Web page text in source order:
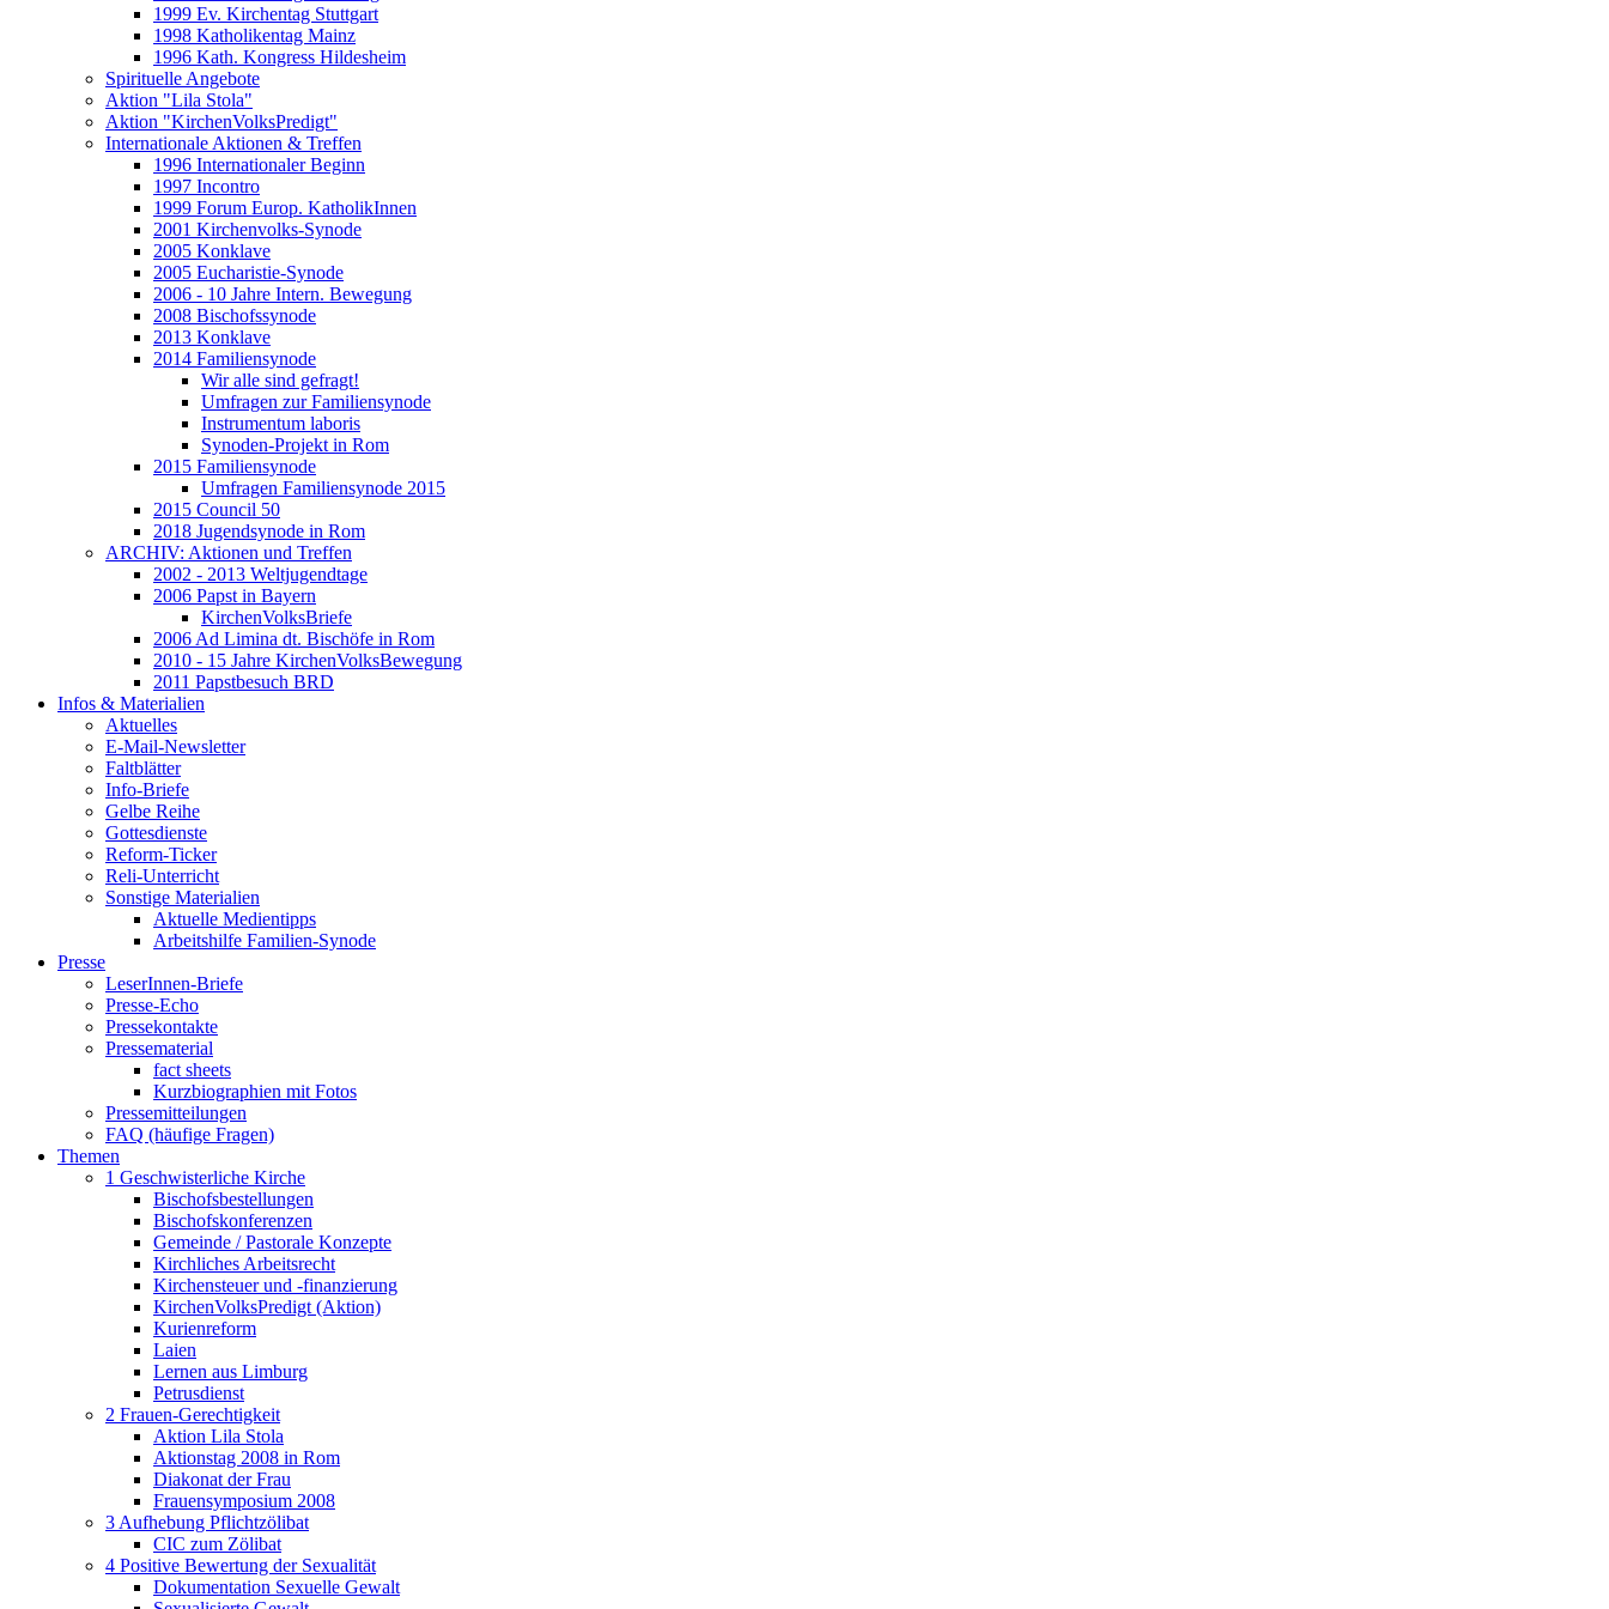
1999 Ev. Kirchentag Stuttgart
1998 Katholikentag Mainz
1996 Kath. Kongress Hildesheim
Spirituelle Angebote
Aktion "Lila Stola"
Aktion "KirchenVolksPredigt"
Internationale Aktionen & Treffen
1996 Internationaler Beginn
1997 Incontro
1999 Forum Europ. KatholikInnen
2001 Kirchenvolks-Synode
2005 Konklave
2005 Eucharistie-Synode
2006 - 10 Jahre Intern. Bewegung
2008 Bischofssynode
2013 Konklave
2014 Familiensynode
Wir alle sind gefragt!
Umfragen zur Familiensynode
Instrumentum laboris
Synoden-Projekt in Rom
2015 Familiensynode
Umfragen Familiensynode 2015
2015 Council 50
2018 Jugendsynode in Rom
ARCHIV: Aktionen und Treffen
2002 - 2013 Weltjugendtage
2006 Papst in Bayern
KirchenVolksBriefe
2006 Ad Limina dt. Bischöfe in Rom
2010 - 15 Jahre KirchenVolksBewegung
2011 Papstbesuch BRD
Infos & Materialien
Aktuelles
E-Mail-Newsletter
Faltblätter
Info-Briefe
Gelbe Reihe
Gottesdienste
Reform-Ticker
Reli-Unterricht
Sonstige Materialien
Aktuelle Medientipps
Arbeitshilfe Familien-Synode
Presse
LeserInnen-Briefe
Presse-Echo
Pressekontakte
Pressematerial
fact sheets
Kurzbiographien mit Fotos
Pressemitteilungen
FAQ (häufige Fragen)
Themen
1 Geschwisterliche Kirche
Bischofsbestellungen
Bischofskonferenzen
Gemeinde / Pastorale Konzepte
Kirchliches Arbeitsrecht
Kirchensteuer und -finanzierung
KirchenVolksPredigt (Aktion)
Kurienreform
Laien
Lernen aus Limburg
Petrusdienst
2 Frauen-Gerechtigkeit
Aktion Lila Stola
Aktionstag 2008 in Rom
Diakonat der Frau
Frauensymposium 2008
3 Aufhebung Pflichtzölibat
CIC zum Zölibat
4 Positive Bewertung der Sexualität
Dokumentation Sexuelle Gewalt